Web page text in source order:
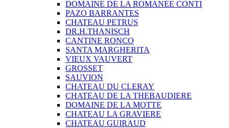
DOMAINE DE LA ROMANEE CONTI
PAZO BARRANTES
CHATEAU PETRUS
DR.H.THANISCH
CANTINE RONCO
SANTA MARGHERITA
VIEUX VAUVERT
GROSSET
SAUVION
CHATEAU DU CLERAY
CHATEAU DE LA THEBAUDIERE
DOMAINE DE LA MOTTE
CHATEAU LA GRAVIERE
CHATEAU GUIRAUD